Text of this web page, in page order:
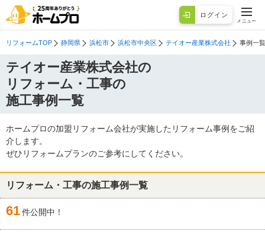
ログイン
メニュー
リフォームTOP 静岡県 浜松市 浜松市中央区 テイオー産業株式会社 事例一覧
テイオー産業株式会社の
リフォーム・工事の
施工事例一覧
ホームプロの加盟リフォーム会社が実施したリフォーム事例をご紹
介します。
ぜひリフォームプランのご参考にしてください。
リフォーム・工事の施工事例一覧
61件公開中！